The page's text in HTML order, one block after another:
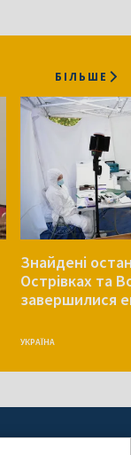
БІЛЬШЕ
Знайдені
Острівках та
завершилися
УКРАЇНА